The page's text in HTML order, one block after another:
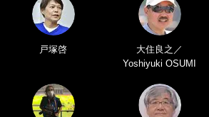
戸塚啓
大住良之／
Yoshiyuki OSUMI